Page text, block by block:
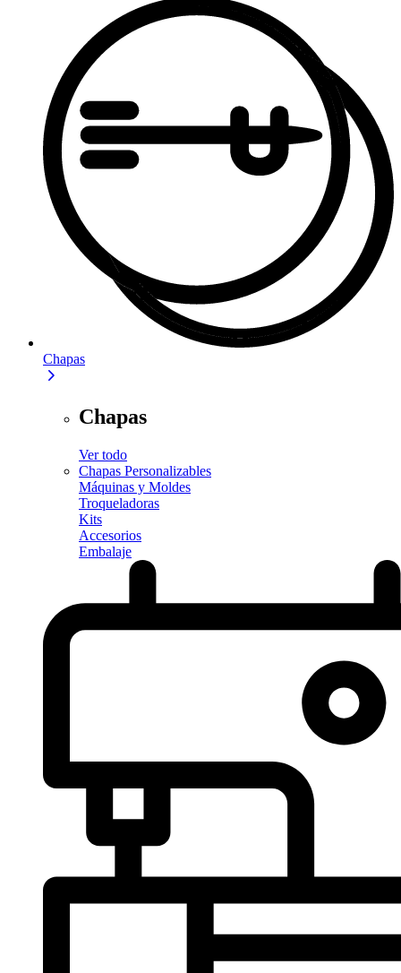
Chapas
Chapas
Ver todo
Chapas Personalizables
Máquinas y Moldes
Troqueladoras
Kits
Accesorios
Embalaje